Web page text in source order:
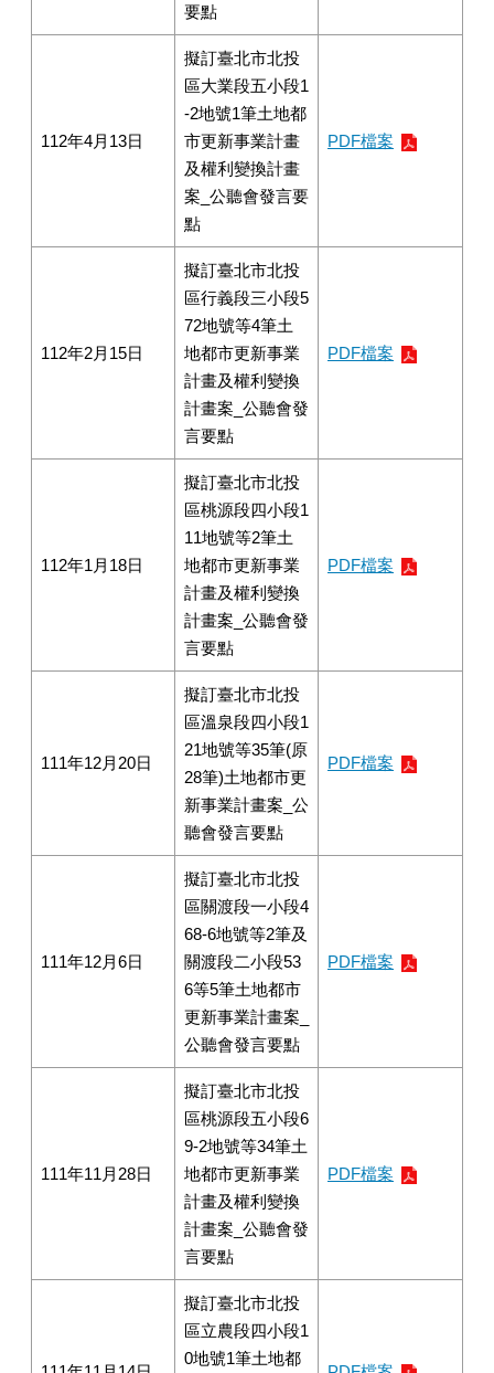
要點
112年4月13日
擬訂臺北市北投
區大業段五小段1
-2地號1筆土地都
市更新事業計畫
及權利變換計畫
案_公聽會發言要
點
PDF檔案
112年2月15日
擬訂臺北市北投
區行義段三小段5
72地號等4筆土
地都市更新事業
計畫及權利變換
計畫案_公聽會發
言要點
PDF檔案
112年1月18日
擬訂臺北市北投
區桃源段四小段1
11地號等2筆土
地都市更新事業
計畫及權利變換
計畫案_公聽會發
言要點
PDF檔案
111年12月20日
擬訂臺北市北投
區溫泉段四小段1
21地號等35筆(原
28筆)土地都市更
新事業計畫案_公
聽會發言要點
PDF檔案
111年12月6日
擬訂臺北市北投
區關渡段一小段4
68-6地號等2筆及
關渡段二小段53
6等5筆土地都市
更新事業計畫案_
公聽會發言要點
PDF檔案
111年11月28日
擬訂臺北市北投
區桃源段五小段6
9-2地號等34筆土
地都市更新事業
計畫及權利變換
計畫案_公聽會發
言要點
PDF檔案
擬訂臺北市北投
區立農段四小段1
0地號1筆土地都